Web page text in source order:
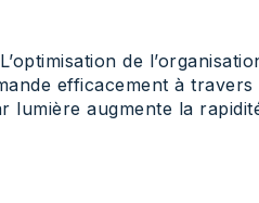
de
efficacement à travers
lumière augmente la